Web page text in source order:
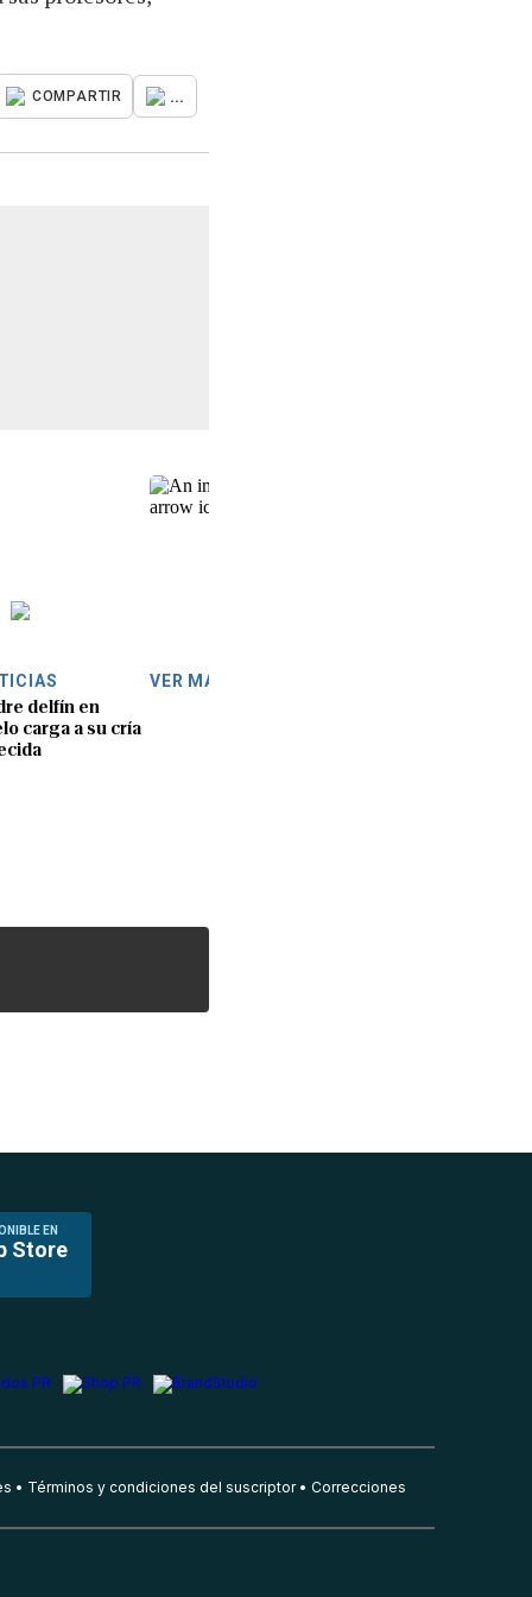
COMPARTIR ...
delfín en
carga a su cría
VER MÁS
EN
Store
Términos y condiciones del suscriptor Correcciones